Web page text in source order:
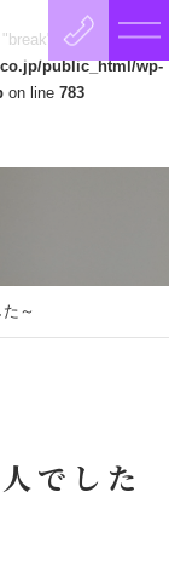
Did you mean
public_html/wp-
on line 783
～
でした